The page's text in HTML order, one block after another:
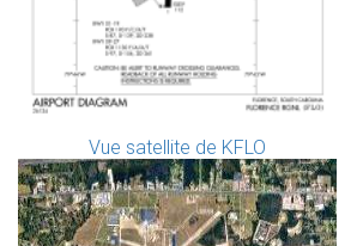
Vue satellite de KFLO